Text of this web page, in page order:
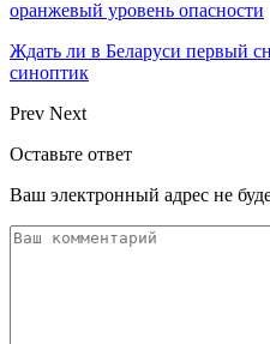
оранжевый уровень опасности
Ждать ли в Беларуси первый
синоптик
Prev Next
Оставьте ответ
Ваш электронный адрес не